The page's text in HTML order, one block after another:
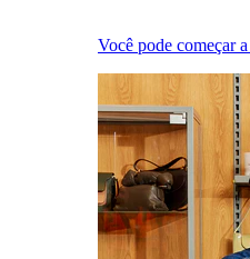
Você pode começar